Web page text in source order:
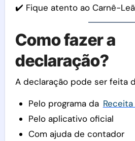
✔️ Fique atento ao Carnê-
Como fazer a
declaração?
A declaração pode ser feita
Pelo programa da
Pelo aplicativo oficial
Com ajuda de contador